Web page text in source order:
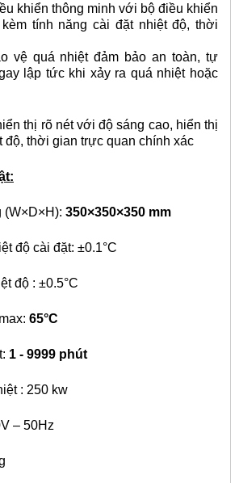
khiển thông minh với bộ điều khiển
tính năng cài đặt nhiệt độ, thời
vệ quá nhiệt đảm bảo an toàn, tự
lập tức khi xảy ra quá nhiệt hoặc
thị rõ nét với độ sáng cao, hiển thị
độ, thời gian trực quan chính xác
(W×D×H): 350×350×350 mm
độ cài đặt: ±0.1°C
độ : ±0.5°C
65°C
1 - 9999 phút
: 250 kw
– 50Hz